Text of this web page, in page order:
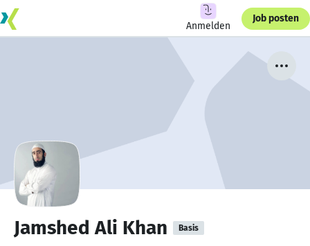
Anmelden
Job posten
Jamshed Ali Khan Basis